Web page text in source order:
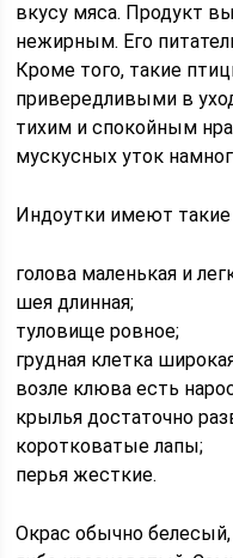
вкусу мяса. Продукт
нежирным. Его
Кроме того, такие
привередливыми в
тихим и спокойным
мускусных уток
Индоутки имеют такие
голова маленькая и
шея длинная;
туловище ровное;
грудная клетка
возле клюва есть
крылья достаточно
коротковатые лапы;
перья жесткие.
Окрас обычно